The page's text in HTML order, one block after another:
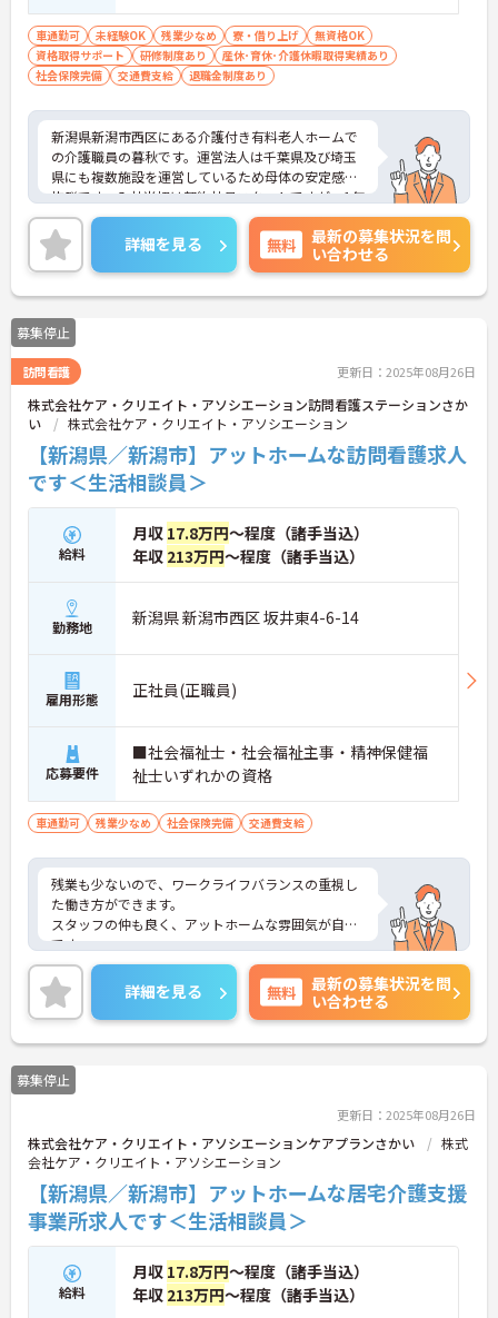
車通勤可 未経験OK 残業少なめ 寮・借り上げ
無資格OK
資格取得サポート
研修制度あり
産休･育休･介護休暇取得実績あり
社会保険完備
交通費支給 退職金制度あり
新潟県新潟市西区にある介護付き有料老人ホームで
の介護職員の暮秋です。運営法人は千葉県及び埼玉
県にも複数施設を運営しているため母体の安定感は
抜群です。入社当初は契約社員スタートですが、1年
経過後、正社員登用の可能性があります♪ご興味あ
る方には面接対策ポイントなど、さらに詳しい詳細
をお話いたしますのでお気軽にご相談ください。
詳細を見る 無料
最新の募集状況を問
い合わせる
募集停止
訪問看護 更新日：2025年08月26日
株式会社ケア・クリエイト・アソシエーション訪問看護ステーションさか
い
株式会社ケア・クリエイト・アソシエーション
【新潟県／新潟市】アットホームな訪問看護求人
です＜生活相談員＞
給料
月収 17.8万円～程度（諸手当込）
年収 213万円～程度（諸手当込）
勤務地 新潟県 新潟市西区 坂井東4-6-14
雇用形態 正社員(正職員)
応募要件
■社会福祉士・社会福祉主事・精神保健福
祉士いずれかの資格
車通勤可 残業少なめ 社会保険完備 交通費支給
残業も少ないので、ワークライフバランスの重視し
た働き方ができます。
スタッフの仲も良く、アットホームな雰囲気が自慢
です。
ご興味ある方には、面接対策ポイントなど、詳細を
お話しいたしますのでお気軽にご相談ください。
詳細を見る 無料
最新の募集状況を問
い合わせる
募集停止
更新日：2025年08月26日
株式会社ケア・クリエイト・アソシエーションケアプランさかい
株式
会社ケア・クリエイト・アソシエーション
【新潟県／新潟市】アットホームな居宅介護支援
事業所求人です＜生活相談員＞
給料
月収 17.8万円～程度（諸手当込）
年収 213万円～程度（諸手当込）